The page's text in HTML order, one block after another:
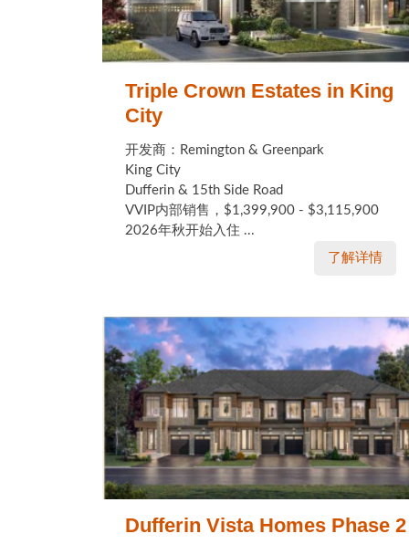
Triple Crown Estates in King
City
开发商：Remington & Greenpark
King City
Dufferin & 15th Side Road
VVIP内部销售，$1,399,900 - $3,115,900
2026年秋开始入住 ...
了解详情
Dufferin Vista Homes Phase 2